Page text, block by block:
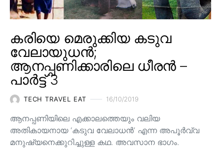
കരിയെ മെരുക്കിയ കടുവ
വേലായുധൻ;
ആനപ്പണിക്കാരിലെ ധീരൻ –
പാർട്ട് 3
TECH TRAVEL EAT 16/10/2019
ആനപ്പണിയിലെ എക്കാലത്തെയും വലിയ
അതികായനായ ‘കടുവ വേലാധൻ’ എന്ന അപൂർവ്വ
മനുഷ്യനെക്കുറിച്ചുള്ള കഥ. അവസാന ഭാഗം.